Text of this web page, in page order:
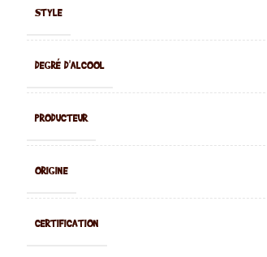
STYLE
DEGRÉ D'ALCOOL
PRODUCTEUR
ORIGINE
CERTIFICATION